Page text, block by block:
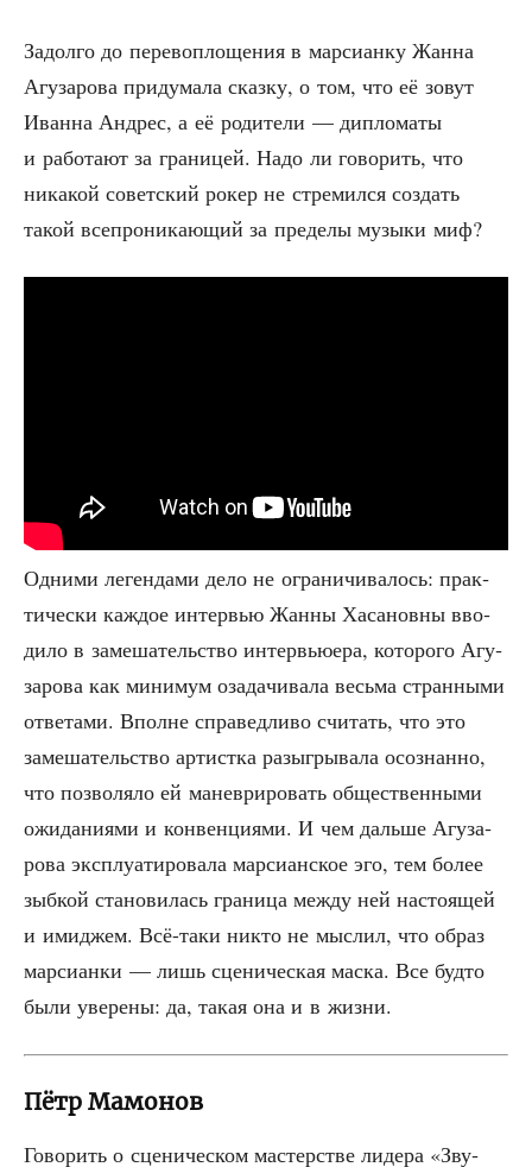
Задол­го до пере­во­пло­ще­ния в мар­си­ан­ку Жан­на
Агу­за­ро­ва при­ду­ма­ла сказ­ку, о том, что её зовут
Иван­на Андрес, а её роди­те­ли — дипло­ма­ты
и рабо­та­ют за гра­ни­цей. Надо ли гово­рить, что
ника­кой совет­ский рокер не стре­мил­ся создать
такой все­про­ни­ка­ю­щий за пре­де­лы музы­ки миф?
Одни­ми леген­да­ми дело не огра­ни­чи­ва­лось: прак­
ти­че­ски каж­дое интер­вью Жан­ны Хаса­нов­ны вво­
ди­ло в заме­ша­тель­ство интер­вью­е­ра, кото­ро­го Агу­
за­ро­ва как мини­мум оза­да­чи­ва­ла весь­ма стран­ны­ми
отве­та­ми. Вполне спра­вед­ли­во счи­тать, что это
заме­ша­тель­ство артист­ка разыг­ры­ва­ла осо­знан­но,
что поз­во­ля­ло ей манев­ри­ро­вать обще­ствен­ны­ми
ожи­да­ни­я­ми и кон­вен­ци­я­ми. И чем даль­ше Агу­за­
ро­ва экс­плу­а­ти­ро­ва­ла мар­си­ан­ское эго, тем более
зыб­кой ста­но­ви­лась гра­ни­ца меж­ду ней насто­я­щей
и ими­джем. Всё-таки никто не мыс­лил, что образ
мар­си­ан­ки — лишь сце­ни­че­ская мас­ка. Все буд­то
были уве­ре­ны: да, такая она и в жизни.
Пётр Мамонов
Гово­рить о сце­ни­че­ском мастер­стве лиде­ра «Зву­